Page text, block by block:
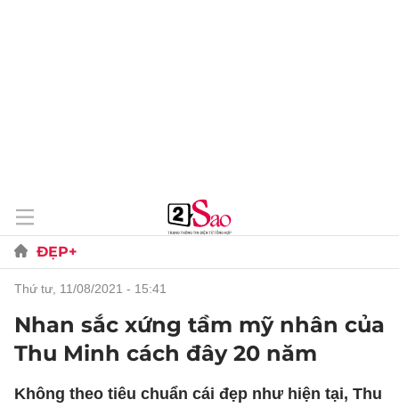
ĐẸP+
thứ tư, 11/08/2021 - 15:41
Nhan sắc xứng tầm mỹ nhân của
Thu Minh cách đây 20 năm
Không theo tiêu chuẩn cái đẹp như hiện tại, Thu